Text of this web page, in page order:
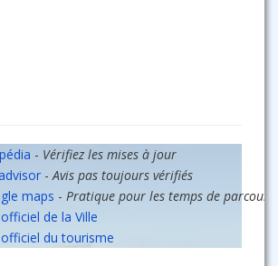
- Vérifiez les mises à jour
- Avis pas toujours vérifiés
maps - Pratique pour les temps de parcours
de la Ville
du tourisme